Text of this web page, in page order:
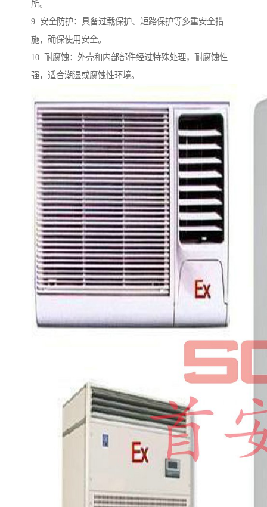
所。
9. 安全防护：具备过载保护、短路保护等多重安全措
施，确保使用安全。
10. 耐腐蚀：外壳和内部部件经过特殊处理，耐腐蚀性
强，适合潮湿或腐蚀性环境。